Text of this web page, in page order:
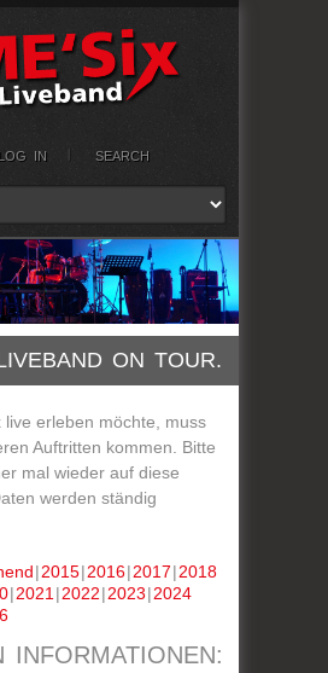
LOG IN SEARCH
ON TOUR.
live erleben möchte, muss
Auftritten kommen. Bitte
mal wieder auf diese
werden ständig
2015 2016 2017 2018
2021 2022 2023 2024
INFORMATIONEN: